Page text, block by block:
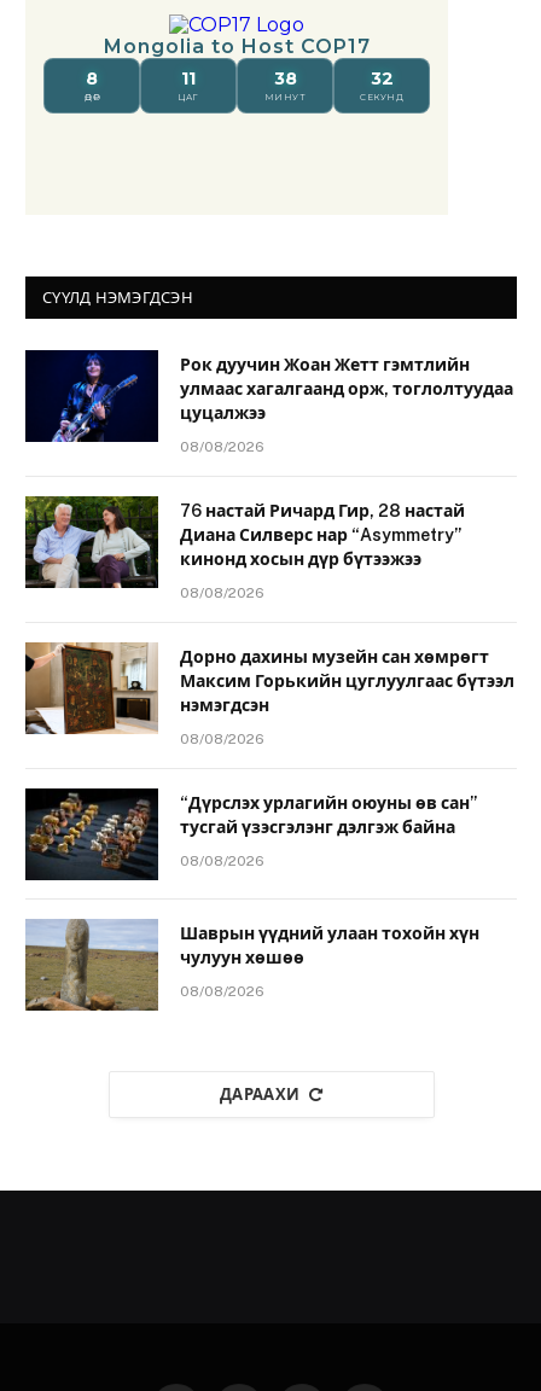
СҮҮЛД НЭМЭГДСЭН
Рок дуучин Жоан Жетт гэмтлийн
улмаас хагалгаанд орж, тоглолтуудаа
цуцалжээ
08/08/2026
76 настай Ричард Гир, 28 настай
Диана Силверс нар “Asymmetry”
кинонд хосын дүр бүтээжээ
08/08/2026
Дорно дахины музейн сан хөмрөгт
Максим Горькийн цуглуулгаас бүтээл
нэмэгдсэн
08/08/2026
“Дүрслэх урлагийн оюуны өв сан”
тусгай үзэсгэлэнг дэлгэж байна
08/08/2026
Шаврын үүдний улаан тохойн хүн
чулуун хөшөө
08/08/2026
ДАРААХИ